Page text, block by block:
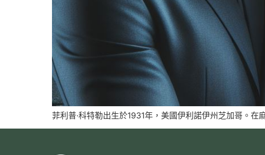
菲利普·科特勒出生於1931年，美國伊利諾伊州芝加哥。